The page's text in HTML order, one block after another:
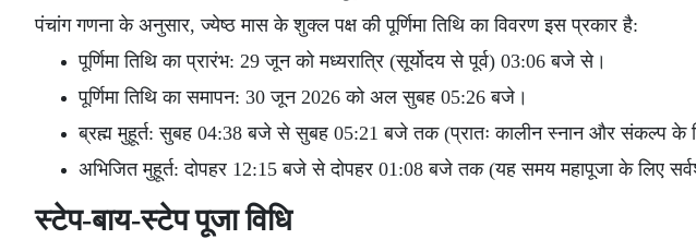
पंचांग गणना के अनुसार, ज्येष्ठ मास के शुक्ल पक्ष की पूर्णिमा तिथि का विवरण इस प्रकार है:
पूर्णिमा तिथि का प्रारंभ: 29 जून को मध्यरात्रि (सूर्योदय से पूर्व) 03:06 बजे से।
पूर्णिमा तिथि का समापन: 30 जून 2026 को अल सुबह 05:26 बजे।
ब्रह्म मुहूर्त: सुबह 04:38 बजे से सुबह 05:21 बजे तक (प्रातः कालीन स्नान और संकल्प के
अभिजित मुहूर्त: दोपहर 12:15 बजे से दोपहर 01:08 बजे तक (यह समय महापूजा के लिए
स्टेप-बाय-स्टेप पूजा विधि